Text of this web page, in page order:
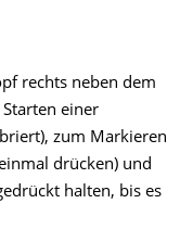
rechts neben dem
einer
zum Markieren
drücken) und
halten, bis es